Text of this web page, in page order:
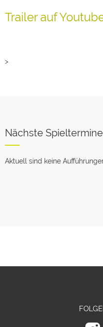
Trailer auf
>
Nächste Spieltermine
Aktuell sind keine